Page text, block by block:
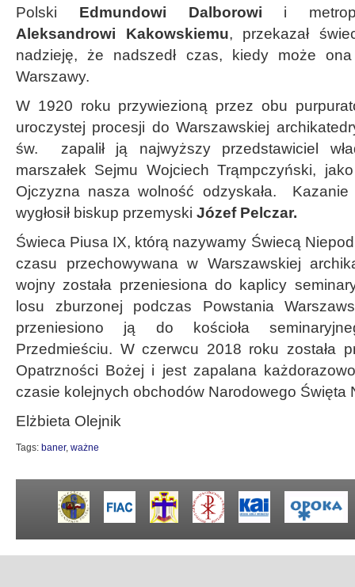
Polski Edmundowi Dalborowi i
Aleksandrowi Kakowskiemu, przekazał
nadzieję, że nadszedł czas, kiedy może
Warszawy.
W 1920 roku przywiezioną przez obu
uroczystej procesji do Warszawskiej
św. zapalił ją najwyższy przedstawiciel
marszałek Sejmu Wojciech Trąmpczyński,
Ojczyzna nasza wolność odzyskała.
wygłosił biskup przemyski Józef Pelczar.
Świeca Piusa IX, którą nazywamy Świecą
czasu przechowywana w Warszawskiej
wojny została przeniesiona do kaplicy
losu zburzonej podczas Powstania
przeniesiono ją do kościoła
Przedmieściu. W czerwcu 2018 roku została
Opatrzności Bożej i jest zapalana
czasie kolejnych obchodów Narodowego Święta
Elżbieta Olejnik
Tags: baner, ważne